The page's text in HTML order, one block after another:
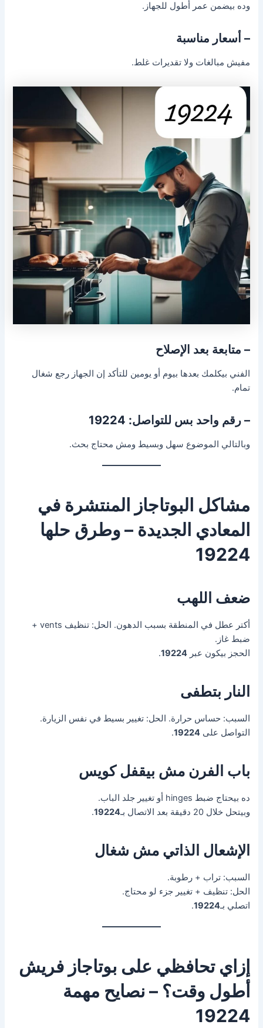
وده بيضمن عمر أطول للجهاز.
– أسعار مناسبة
مفيش مبالغات ولا تقديرات غلط.
– متابعة بعد الإصلاح
الفني بيكلمك بعدها بيوم أو يومين للتأكد إن الجهاز رجع شغال
تمام.
– رقم واحد بس للتواصل: 19224
وبالتالي الموضوع سهل وبسيط ومش محتاج بحث.
مشاكل البوتاجاز المنتشرة في
المعادي الجديدة – وطرق حلها
19224
ضعف اللهب
أكتر عطل في المنطقة بسبب الدهون. الحل: تنظيف vents +
ضبط غاز.
الحجز بيكون عبر19224
.
النار بتطفى
السبب: حساس حرارة. الحل: تغيير بسيط في نفس الزيارة.
التواصل على19224
.
باب الفرن مش بيقفل كويس
ده بيحتاج ضبط hinges أو تغيير جلد الباب.
وبيتحل خلال 20 دقيقة بعد الاتصال بـ
19224
.
الإشعال الذاتي مش شغال
السبب: تراب + رطوبة.
الحل: تنظيف + تغيير جزء لو محتاج.
اتصلي بـ19224
.
إزاي تحافظي على بوتاجاز فريش
أطول وقت؟ – نصايح مهمة
19224